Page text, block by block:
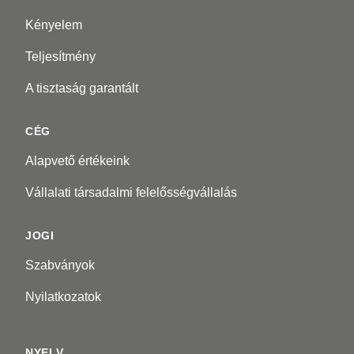
Kényelem
Teljesítmény
A tisztaság garantált
CÉG
Alapvető értékeink
Vállalati társadalmi felelősségvállalás
JOGI
Szabványok
Nyilatkozatok